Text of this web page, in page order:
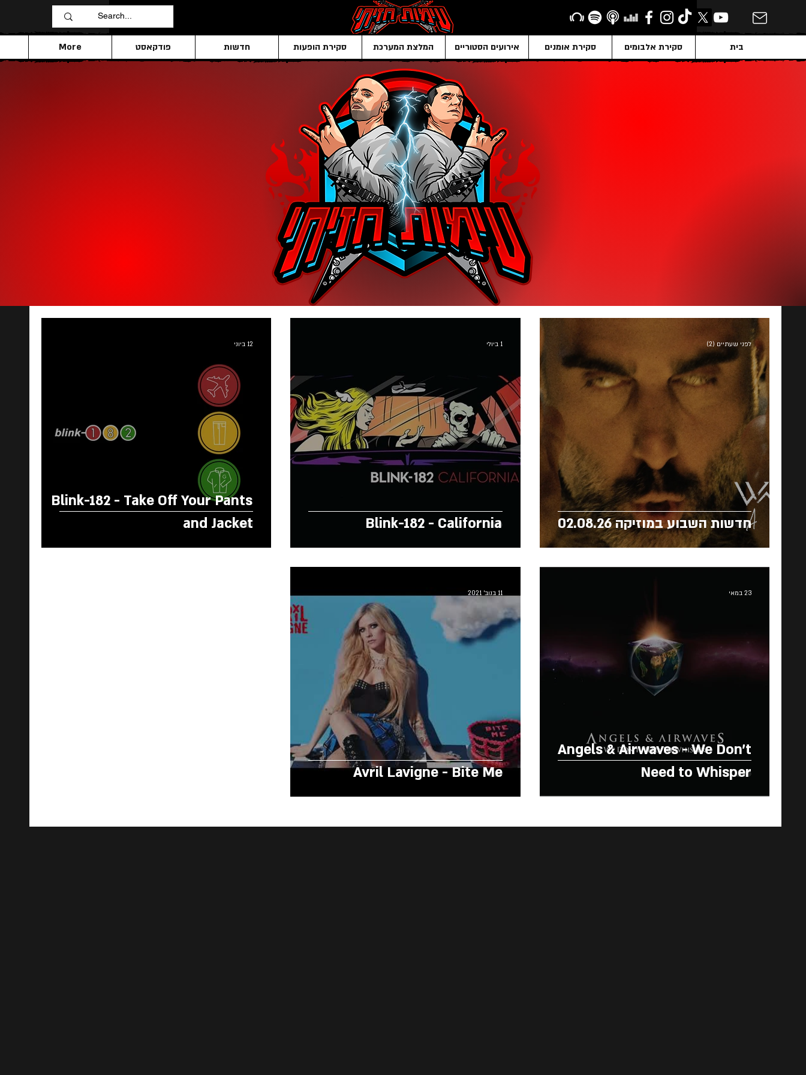
בית סקירת אלבומים סקירת אומנים אירועים הסטוריים המלצת המערכת סקירת הופעות חדשות פודקאסט More
חדשות השבוע במוזיקה 02.08.26
לפני שעתיים (2)
Blink-182 - California
1 ביולי
Blink-182 - Take Off Your Pants
and Jacket
12 ביוני
Angels & Airwaves - We Don't
Need to Whisper
23 במאי
Avril Lavigne - Bite Me
11 בנוב׳ 2021